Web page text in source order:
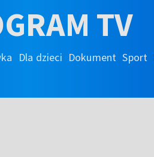
TV
Dla dzieci Dokument Sport